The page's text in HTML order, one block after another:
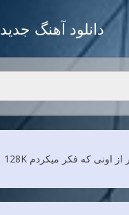
دانلود آهنگ جدید